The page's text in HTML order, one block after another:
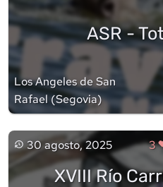
ASR -
Los Angeles de San
Rafael (Segovia)
30 agosto, 2025 3
XVIII Río